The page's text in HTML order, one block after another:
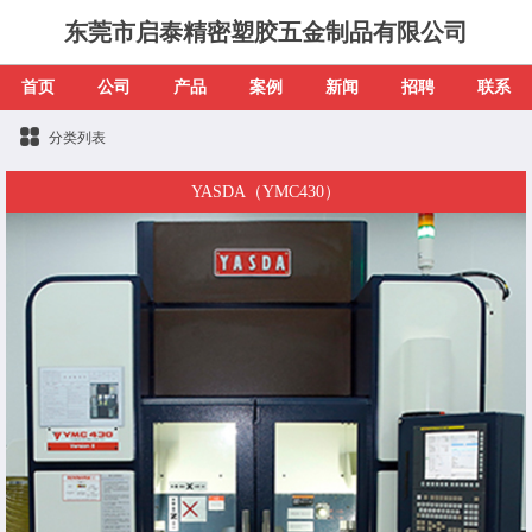
东莞市启泰精密塑胶五金制品有限公司
首页 公司 产品 案例 新闻 招聘 联系
分类列表
YASDA（YMC430）